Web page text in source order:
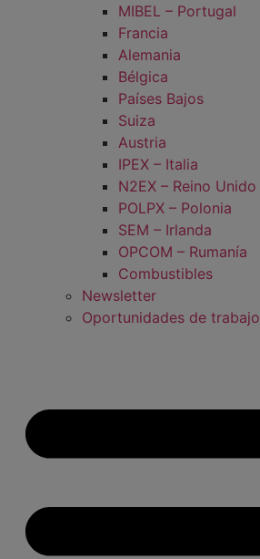
MIBEL – Portugal
Francia
Alemania
Bélgica
Países Bajos
Suiza
Austria
IPEX – Italia
N2EX – Reino Unido
POLPX – Polonia
SEM – Irlanda
OPCOM – Rumanía
Combustibles
Newsletter
Oportunidades de trabajo